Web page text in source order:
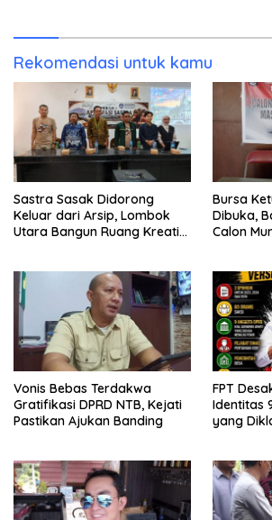
Rekomendasi untuk kamu
Sastra Sasak Didorong
Keluar dari Arsip, Lombok
Utara Bangun Ruang Kreatif
Bursa
Dibuka,
Calon
Vonis Bebas Terdakwa
Gratifikasi DPRD NTB, Kejati
Pastikan Ajukan Banding
FPT
Identitas
yang